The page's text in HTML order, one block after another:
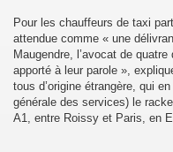
Pour les chauffeurs de taxi
attendue comme « une
Maugendre, l’avocat de
apporté à leur parole »,
tous d’origine étrangère, qui
générale des services) le
A1, entre Roissy et Paris, en
LA POLICE DE 2005 A
CLERMONT FERRAND